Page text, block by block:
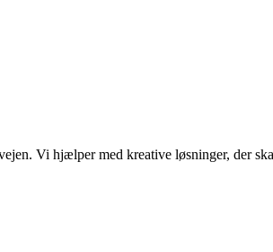
Vi hjælper med kreative løsninger, der